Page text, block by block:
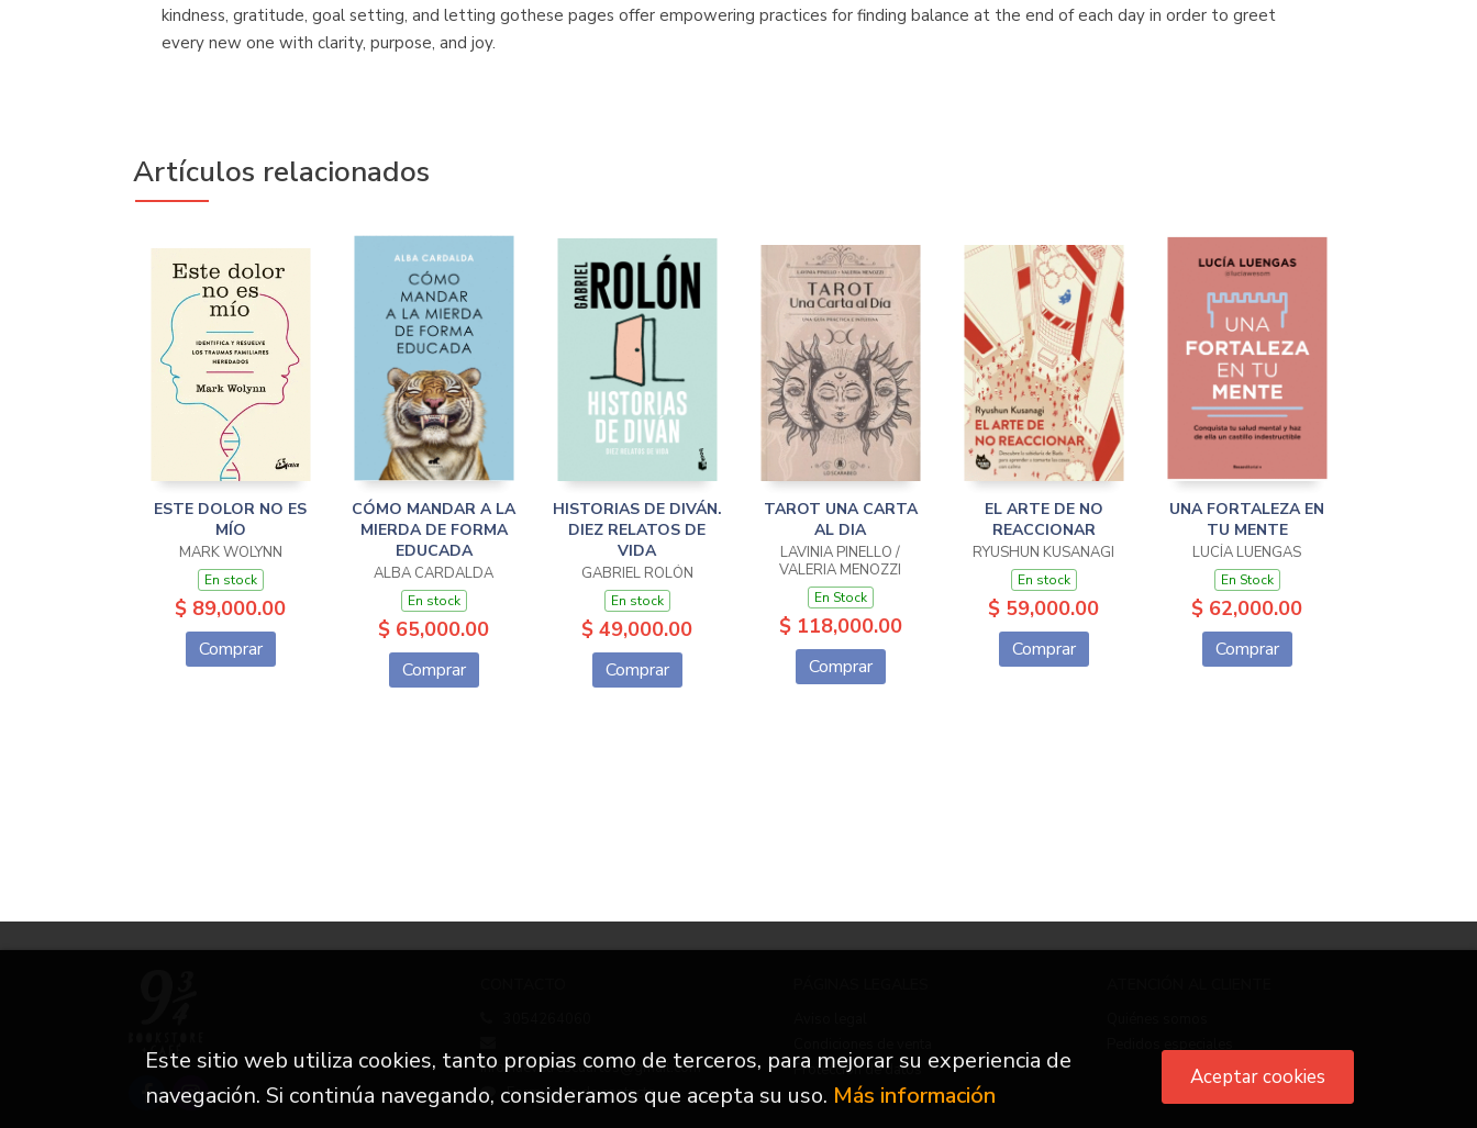
kindness, gratitude, goal setting, and letting gothese pages offer empowering practices for finding balance at the end of each day in order to greet
every new one with clarity, purpose, and joy.
Artículos relacionados
ESTE DOLOR NO ES
MÍO
MARK WOLYNN
En stock
$ 89,000.00
Comprar
CÓMO MANDAR A LA
MIERDA DE FORMA
EDUCADA
ALBA CARDALDA
En stock
$ 65,000.00
Comprar
HISTORIAS DE DIVÁN.
DIEZ RELATOS DE
VIDA
GABRIEL ROLÓN
En stock
$ 49,000.00
Comprar
TAROT UNA CARTA
AL DIA
LAVINIA PINELLO /
VALERIA MENOZZI
En Stock
$ 118,000.00
Comprar
EL ARTE DE NO
REACCIONAR
RYUSHUN KUSANAGI
En stock
$ 59,000.00
Comprar
UNA FORTALEZA EN
TU MENTE
LUCÍA LUENGAS
En Stock
$ 62,000.00
Comprar
info.nuevetrescuartos@gmail.com
Formulario de contacto
Protección de datos
Este sitio web utiliza cookies, tanto propias como de terceros, para mejorar su experiencia de
navegación. Si continúa navegando, consideramos que acepta su uso. Más información
Aceptar cookies